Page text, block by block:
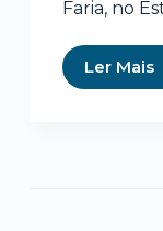
Faria, no
Ler Mais